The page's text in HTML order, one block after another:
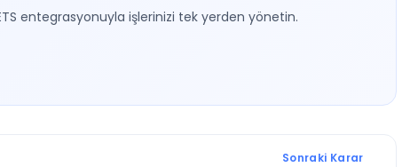
entegrasyonuyla işlerinizi tek yerden yönetin.
Sonraki Karar